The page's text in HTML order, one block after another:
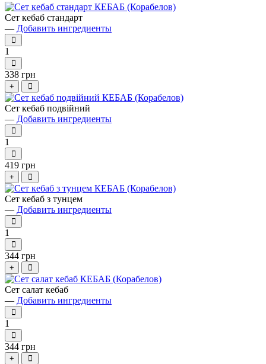
Сет кебаб стандарт
— Добавить ингредиенты
1
338 грн
+
Сет кебаб подвійний
— Добавить ингредиенты
1
419 грн
+
Сет кебаб з тунцем
— Добавить ингредиенты
1
344 грн
+
Сет салат кебаб
— Добавить ингредиенты
1
344 грн
+